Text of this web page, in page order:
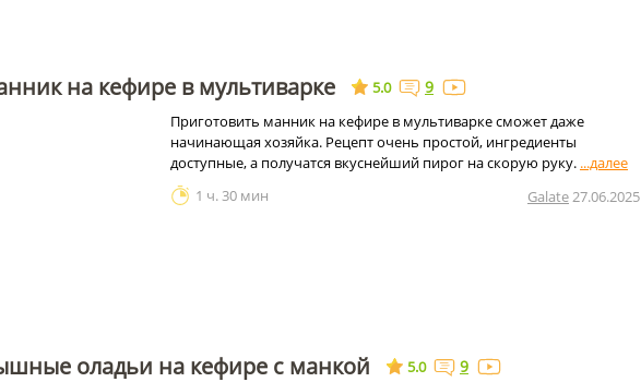
на кефире в мультиварке 5.0 9
Приготовить манник на кефире в мультиварке сможет даже
начинающая хозяйка. Рецепт очень простой, ингредиенты
доступные, а получатся вкуснейший пирог на скорую руку.
1 ч. 30 мин
Galate27.06.2025
оладьи на кефире с манкой 5.0 9